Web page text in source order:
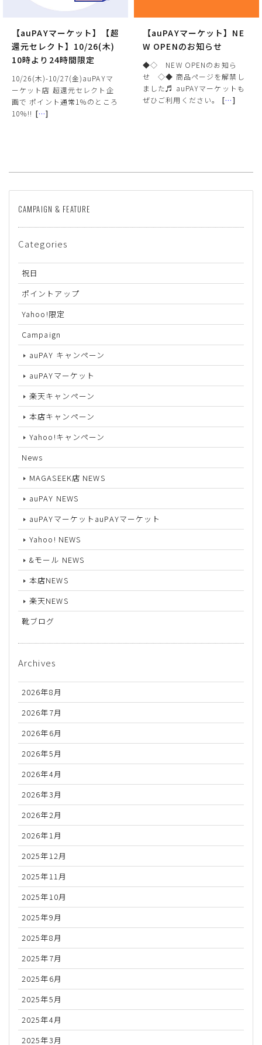
【auPAYマーケット】【超
還元セレクト】10/26(木)
10時より24時間限定
10/26(木)-10/27(金)auPAYマ
ーケット店 超還元セレクト企
画で ポイント通常1％のところ
10％!! […]
【auPAYマーケット】NE
W OPENのお知らせ
◆◇ NEW OPENのお知ら
せ ◇◆ 商品ページを解禁し
ました♬ auPAYマーケットも
ぜひご利用ください。 […]
CAMPAIGN & FEATURE
Categories
祝日
ポイントアップ
Yahoo!限定
Campaign
auPAY キャンペーン
auPAYマーケット
楽天キャンペーン
本店キャンペーン
Yahoo!キャンペーン
News
MAGASEEK店 NEWS
auPAY NEWS
auPAYマーケットauPAYマーケット
Yahoo! NEWS
&モール NEWS
本店NEWS
楽天NEWS
靴ブログ
Archives
2026年8月
2026年7月
2026年6月
2026年5月
2026年4月
2026年3月
2026年2月
2026年1月
2025年12月
2025年11月
2025年10月
2025年9月
2025年8月
2025年7月
2025年6月
2025年5月
2025年4月
2025年3月